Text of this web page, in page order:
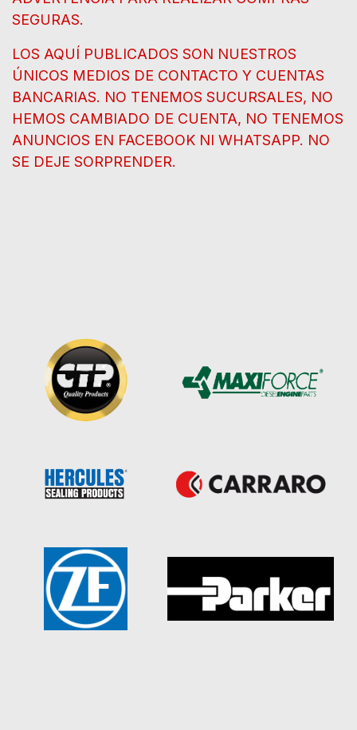
SEGURAS.
LOS AQUÍ PUBLICADOS SON NUESTROS
ÚNICOS MEDIOS DE CONTACTO Y CUENTAS
BANCARIAS. NO TENEMOS SUCURSALES, NO
HEMOS CAMBIADO DE CUENTA, NO TENEMOS
ANUNCIOS EN FACEBOOK NI WHATSAPP. NO
SE DEJE SORPRENDER.